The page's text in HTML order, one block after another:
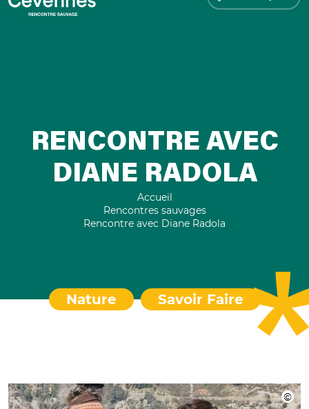
RENCONTRE AVEC
DIANE RADOLA
Accueil
Rencontres sauvages
Rencontre avec Diane Radola
Nature Savoir Faire